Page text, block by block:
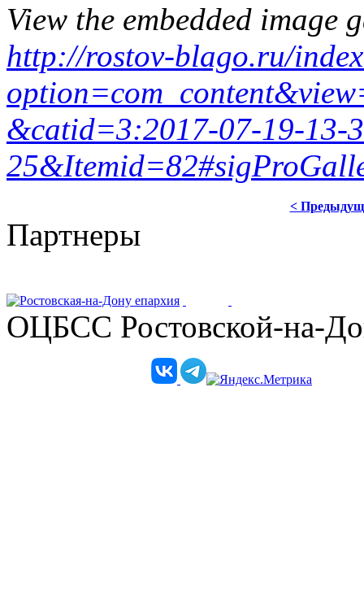
View the embedded image
http://rostov-blago.ru/
&catid=3:2017-07-19-13-
<
Партнеры
ОЦБСС Ростовской-на-